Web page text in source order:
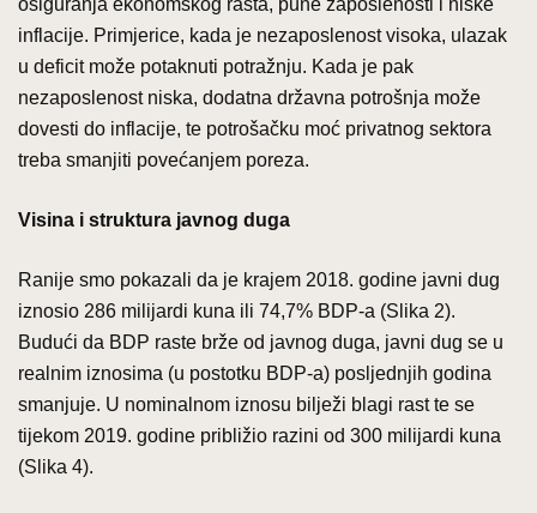
osiguranja ekonomskog rasta, pune zaposlenosti i niske
inflacije. Primjerice, kada je nezaposlenost visoka, ulazak
u deficit može potaknuti potražnju. Kada je pak
nezaposlenost niska, dodatna državna potrošnja može
dovesti do inflacije, te potrošačku moć privatnog sektora
treba smanjiti povećanjem poreza.
Visina i struktura javnog duga
Ranije smo pokazali da je krajem 2018. godine javni dug
iznosio 286 milijardi kuna ili 74,7% BDP-a (Slika 2).
Budući da BDP raste brže od javnog duga, javni dug se u
realnim iznosima (u postotku BDP-a) posljednjih godina
smanjuje. U nominalnom iznosu bilježi blagi rast te se
tijekom 2019. godine približio razini od 300 milijardi kuna
(Slika 4).